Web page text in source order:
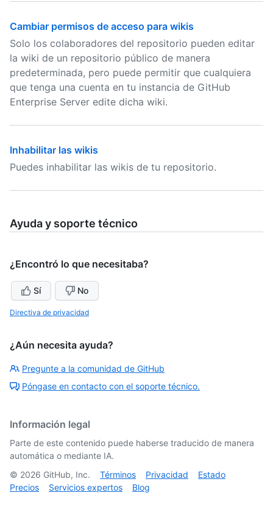
Cambiar permisos de acceso para wikis
Solo los colaboradores del repositorio pueden editar
la wiki de un repositorio público de manera
predeterminada, pero puede permitir que cualquiera
que tenga una cuenta en tu instancia de GitHub
Enterprise Server edite dicha wiki.
Inhabilitar las wikis
Puedes inhabilitar las wikis de tu repositorio.
Ayuda y soporte técnico
¿Encontró lo que necesitaba?
Sí No
Directiva de privacidad
¿Aún necesita ayuda?
Pregunte a la comunidad de GitHub
Póngase en contacto con el soporte técnico.
Información legal
Parte de este contenido puede haberse traducido de manera
automática o mediante IA.
© 2026 GitHub, Inc. Términos Privacidad
Estado
Precios
Servicios expertos Blog